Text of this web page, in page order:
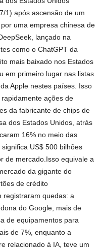
1) após ascensão de um
uma empresa chinesa de
lançado na
como o ChatGPT da
mais baixado nos Estados
em primeiro lugar nas listas
Apple nestes países. Isso
ações de
da fabricante de chips de
dos Estados Unidos, atrás
16% no meio das
US$ 500 bilhões
de mercado.Isso equivale a
da gigante do
de crédito
registraram quedas: a
do Google, mais de
de equipamentos para
de 7%, enquanto a
relacionado à IA, teve um